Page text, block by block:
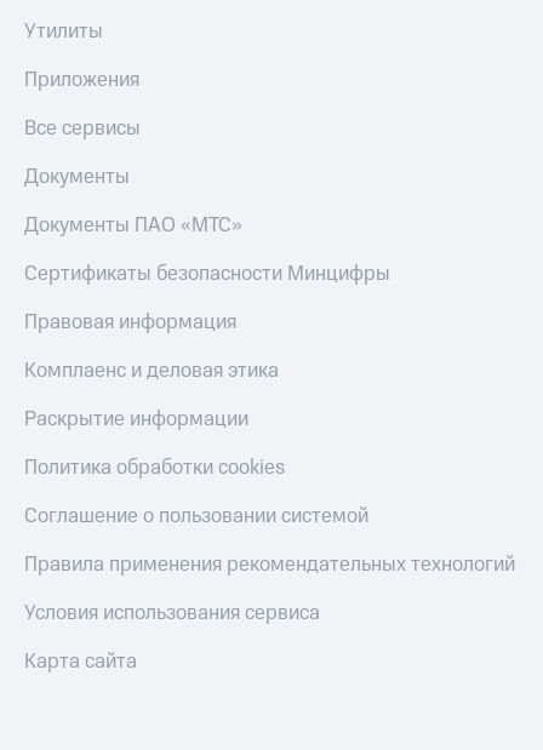
Утилиты
Приложения
Все сервисы
Документы
Документы ПАО «МТС»
Сертификаты безопасности Минцифры
Правовая информация
Комплаенс и деловая этика
Раскрытие информации
Политика обработки cookies
Соглашение о пользовании системой
Правила применения рекомендательных технологий
Условия использования сервиса
Карта сайта